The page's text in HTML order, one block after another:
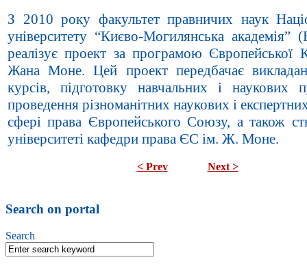
З 2010 року факультет правничих наук
університету “Києво-Могилянська
реалізує проект за програмою Європейської
Жана Моне. Цей проект передбачає
курсів, підготовку навчальних і наукових
проведення різноманітних наукових і
сфері права Європейського Союзу, а також
університеті кафедри права ЄС ім. Ж. Моне.
< Prev Next >
Search on portal
Search